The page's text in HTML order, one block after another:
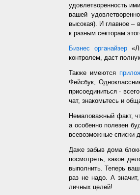
удовлетворенность
вашей
высокая). И главное –
к разным секторам
Бизнес органайзер
контролем, даст
Также имеются
Фейсбук,
присоединиться -
чат, знакомьтесь и
Немаловажный факт,
а особенно полезен
всевозможные списки
Даже забыв дома
посмотреть, какое
выполнить. Теперь
раз не надо. А
личных целей!